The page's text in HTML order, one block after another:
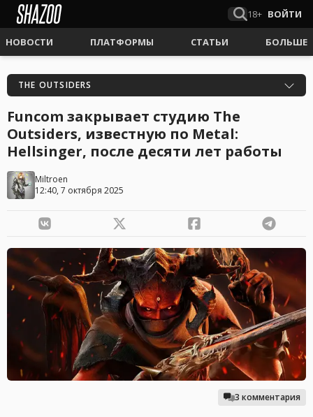
18+ ВОЙТИ
НОВОСТИ ПЛАТФОРМЫ СТАТЬИ БОЛЬШЕ
THE OUTSIDERS
Funcom закрывает студию The
Outsiders, известную по Metal:
Hellsinger, после десяти лет работы
Miltroen
12:40, 7 октября 2025
3 комментария